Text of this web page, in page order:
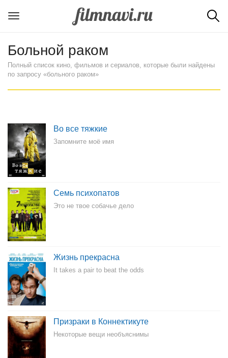
Больной раком
Полный список кино, фильмов и сериалов, которые были найдены
по запросу «больного раком»
Во все тяжкие
Запомните моё имя
Семь психопатов
Это не твое собачье дело
Жизнь прекрасна
It takes a pair to beat the odds
Призраки в Коннектикуте
Некоторые вещи необъяснимы